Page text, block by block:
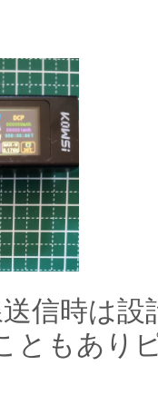
信時は設
ともあり